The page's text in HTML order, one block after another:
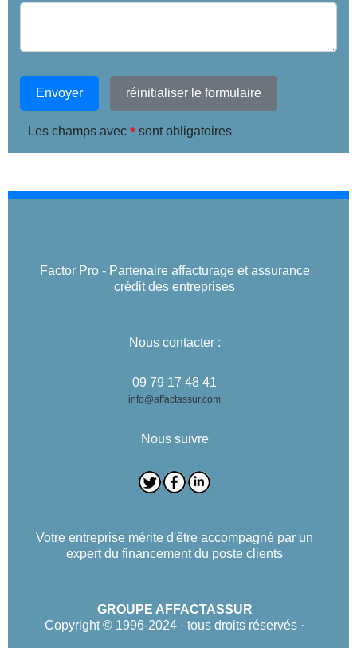
Envoyer réinitialiser le formulaire
Les champs avec * sont obligatoires
Factor Pro - Partenaire affacturage et assurance
crédit des entreprises
Nous contacter :
09 79 17 48 41
info@affactassur.com
Nous suivre
Votre entreprise mérite d'être accompagné par un
expert du financement du poste clients
GROUPE AFFACTASSUR
Copyright © 1996-2024 · tous droits réservés ·